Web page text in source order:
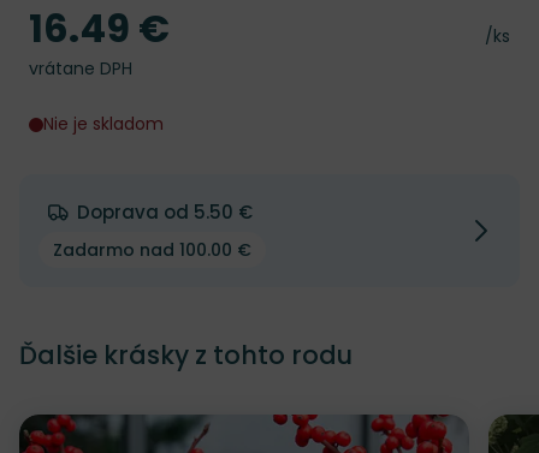
Cena
/ks
Cena
16.49 €
vrátane DPH
Nie je skladom
Doprava od 5.50 €
Zadarmo nad 100.00 €
Ďalšie krásky z tohto rodu